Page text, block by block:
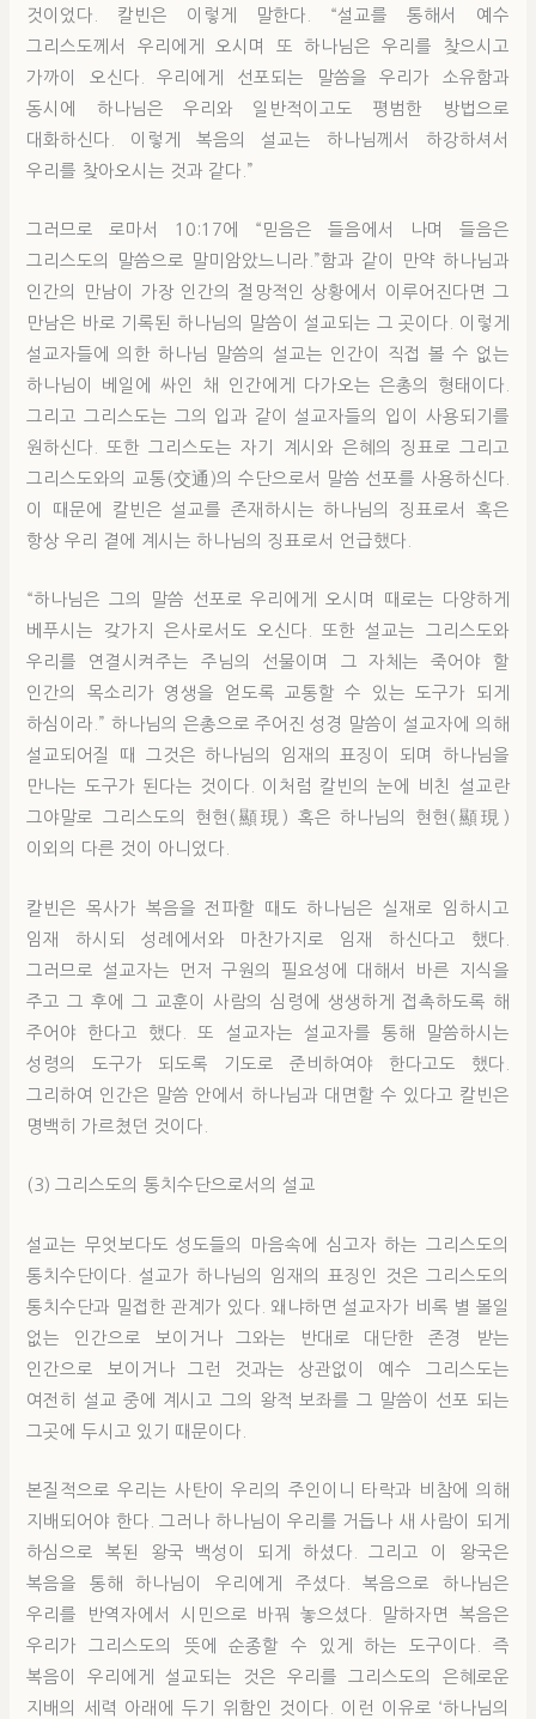
것이었다. 칼빈은 이렇게 말한다. “설교를 통해서 예수
그리스도께서 우리에게 오시며 또 하나님은 우리를 찾으시고
가까이 오신다. 우리에게 선포되는 말씀을 우리가 소유함과
동시에 하나님은 우리와 일반적이고도 평범한 방법으로
대화하신다. 이렇게 복음의 설교는 하나님께서 하강하셔서
우리를 찾아오시는 것과 같다.”
그러므로 로마서 10:17에 “믿음은 들음에서 나며 들음은
그리스도의 말씀으로 말미암았느니라.”함과 같이 만약 하나님과
인간의 만남이 가장 인간의 절망적인 상황에서 이루어진다면 그
만남은 바로 기록된 하나님의 말씀이 설교되는 그 곳이다. 이렇게
설교자들에 의한 하나님 말씀의 설교는 인간이 직접 볼 수 없는
하나님이 베일에 싸인 채 인간에게 다가오는 은총의 형태이다.
그리고 그리스도는 그의 입과 같이 설교자들의 입이 사용되기를
원하신다. 또한 그리스도는 자기 계시와 은혜의 징표로 그리고
그리스도와의 교통(交通)의 수단으로서 말씀 선포를 사용하신다.
이 때문에 칼빈은 설교를 존재하시는 하나님의 징표로서 혹은
항상 우리 곁에 계시는 하나님의 징표로서 언급했다.
“하나님은 그의 말씀 선포로 우리에게 오시며 때로는 다양하게
베푸시는 갖가지 은사로서도 오신다. 또한 설교는 그리스도와
우리를 연결시켜주는 주님의 선물이며 그 자체는 죽어야 할
인간의 목소리가 영생을 얻도록 교통할 수 있는 도구가 되게
하심이라.” 하나님의 은총으로 주어진 성경 말씀이 설교자에 의해
설교되어질 때 그것은 하나님의 임재의 표징이 되며 하나님을
만나는 도구가 된다는 것이다. 이처럼 칼빈의 눈에 비친 설교란
그야말로 그리스도의 현현(顯現) 혹은 하나님의 현현(顯現)
이외의 다른 것이 아니었다.
칼빈은 목사가 복음을 전파할 때도 하나님은 실재로 임하시고
임재 하시되 성례에서와 마찬가지로 임재 하신다고 했다.
그러므로 설교자는 먼저 구원의 필요성에 대해서 바른 지식을
주고 그 후에 그 교훈이 사람의 심령에 생생하게 접촉하도록 해
주어야 한다고 했다. 또 설교자는 설교자를 통해 말씀하시는
성령의 도구가 되도록 기도로 준비하여야 한다고도 했다.
그리하여 인간은 말씀 안에서 하나님과 대면할 수 있다고 칼빈은
명백히 가르쳤던 것이다.
(3) 그리스도의 통치수단으로서의 설교
설교는 무엇보다도 성도들의 마음속에 심고자 하는 그리스도의
통치수단이다. 설교가 하나님의 임재의 표징인 것은 그리스도의
통치수단과 밀접한 관계가 있다. 왜냐하면 설교자가 비록 별 볼일
없는 인간으로 보이거나 그와는 반대로 대단한 존경 받는
인간으로 보이거나 그런 것과는 상관없이 예수 그리스도는
여전히 설교 중에 계시고 그의 왕적 보좌를 그 말씀이 선포 되는
그곳에 두시고 있기 때문이다.
본질적으로 우리는 사탄이 우리의 주인이니 타락과 비참에 의해
지배되어야 한다. 그러나 하나님이 우리를 거듭나 새 사람이 되게
하심으로 복된 왕국 백성이 되게 하셨다. 그리고 이 왕국은
복음을 통해 하나님이 우리에게 주셨다. 복음으로 하나님은
우리를 반역자에서 시민으로 바꿔 놓으셨다. 말하자면 복음은
우리가 그리스도의 뜻에 순종할 수 있게 하는 도구이다. 즉
복음이 우리에게 설교되는 것은 우리를 그리스도의 은혜로운
지배의 세력 아래에 두기 위함인 것이다. 이런 이유로 ‘하나님의